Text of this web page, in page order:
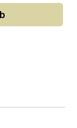
Wert